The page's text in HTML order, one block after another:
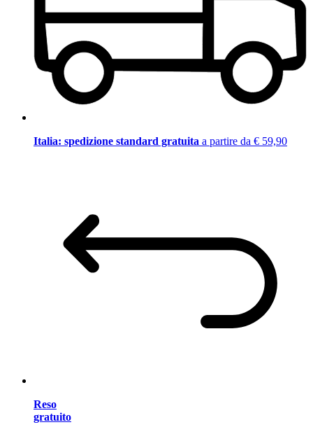
Italia: spedizione standard gratuita a partire da € 59,90
Reso
gratuito